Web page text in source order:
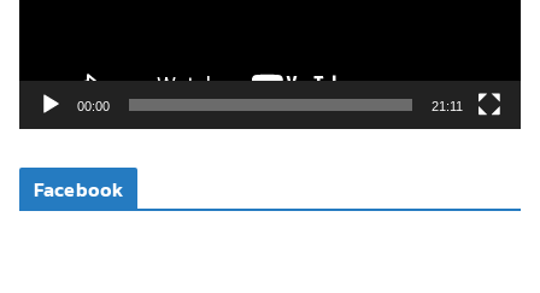
ดี
โ
00:00 21:11
Facebook